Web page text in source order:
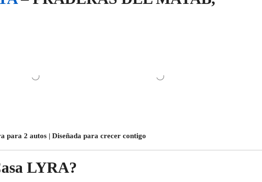
para 2 autos | Diseñada para crecer contigo
LYRA?